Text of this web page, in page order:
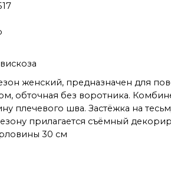
женский, предназначен для
обточная без воротника.
плечевого шва. Застёжка на
прилагается съёмный
30 см